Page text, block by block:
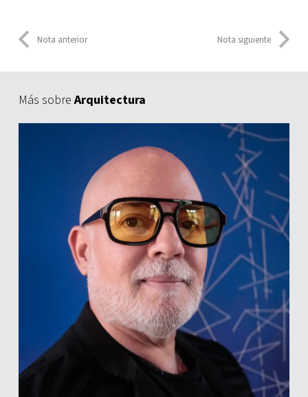
Nota anterior Nota siguiente
Más sobreArquitectura